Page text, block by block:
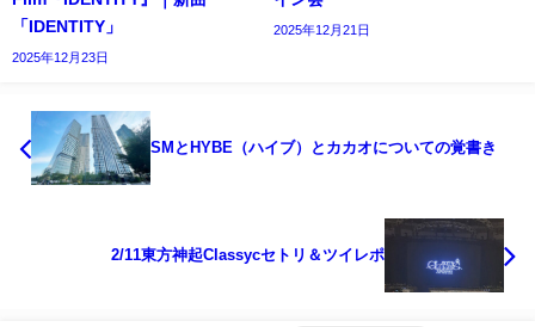
「IDENTITY」
2025年12月23日
2025年12月21日
SMとHYBE（ハイブ）とカカオについての覚書き
2/11東方神起Classycセトリ＆ツイレポ